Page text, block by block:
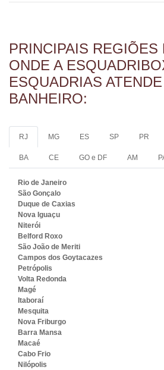
PRINCIPAIS REGIÕES
ONDE A
ESQUADRIAS
BANHEIRO:
RJ MG ES SP PR
BA CE GO e DF AM
Rio de Janeiro
São Gonçalo
Duque de Caxias
Nova Iguaçu
Niterói
Belford Roxo
São João de Meriti
Campos dos Goytacazes
Petrópolis
Volta Redonda
Magé
Itaboraí
Mesquita
Nova Friburgo
Barra Mansa
Macaé
Cabo Frio
Nilópolis